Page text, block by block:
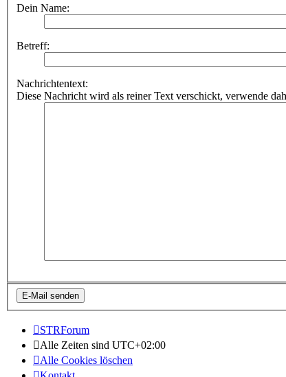
Dein Name:
Betreff:
Nachrichtentext:
Diese Nachricht wird als reiner Text verschickt, verwende
STRForum
Alle Zeiten sind UTC+02:00
Alle Cookies löschen